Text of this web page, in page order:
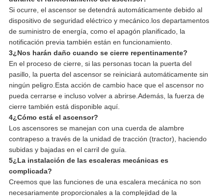
Si ocurre, el ascensor se detendrá automáticamente debido al
dispositivo de seguridad eléctrico y mecánico.los departamentos
de suministro de energía, como el apagón planificado, la
notificación previa también están en funcionamiento.
3¿Nos harán daño cuando se cierre repentinamente?
En el proceso de cierre, si las personas tocan la puerta del
pasillo, la puerta del ascensor se reiniciará automáticamente sin
ningún peligro.Esta acción de cambio hace que el ascensor no
pueda cerrarse e incluso volver a abrirse.Además, la fuerza de
cierre también está disponible aquí.
4¿Cómo está el ascensor?
Los ascensores se manejan con una cuerda de alambre
contrapeso a través de la unidad de tracción (tractor), haciendo
subidas y bajadas en el carril de guía.
5¿La instalación de las escaleras mecánicas es
complicada?
Creemos que las funciones de una escalera mecánica no son
necesariamente proporcionales a la complejidad de la